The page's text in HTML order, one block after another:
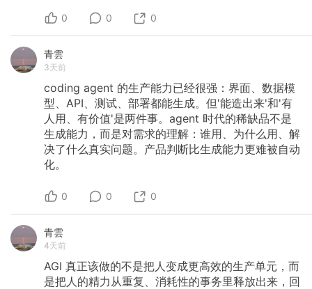
0 0 0
青雲
3天前
coding agent 的生产能力已经很强：界面、数据模
型、API、测试、部署都能生成。但'能造出来'和'有
人用、有价值'是两件事。agent 时代的稀缺品不是
生成能力，而是对需求的理解：谁用、为什么用、解
决了什么真实问题。产品判断比生成能力更难被自动
化。
0 0 0
青雲
4天前
AGI 真正该做的不是把人变成更高效的生产单元，而
是把人的精力从重复、消耗性的事务里释放出来，回